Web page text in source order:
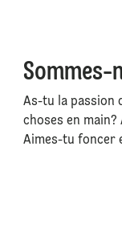
Sommes-
As-tu la passion
choses en
Aimes-tu foncer